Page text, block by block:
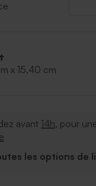
x 15,40 cm
avant 14h, pour
les options de